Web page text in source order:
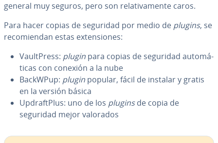
general muy seguros, pero son re­la­ti­va­me­n­te caros.
Para hacer copias de seguridad por medio de plugins, se
re­co­mie­n­dan estas ex­te­n­sio­nes:
Vau­l­t­Pre­ss: plugin para copias de seguridad au­to­má­
ti­cas con conexión a la nube
BackWPup: plugin popular, fácil de instalar y gratis
en la versión básica
Up­dra­f­t­Plus: uno de los pluginsde copia de
seguridad mejor valorados